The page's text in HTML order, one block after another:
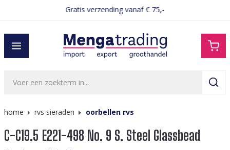
Gratis verzending vanaf € 75,-
home rvs sieraden oorbellen rvs
C-C19.5 E221-498 No. 9 S. Steel Glassbead